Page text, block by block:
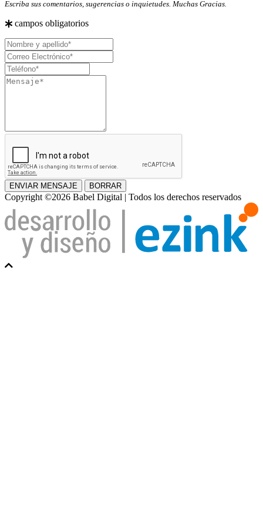
Escriba sus comentarios, sugerencias o inquietudes. Muchas Gracias.
campos obligatorios
Nombre
y
apellido
Correo
Electrónico
Teléfono
Mensaje
ENVIAR MENSAJE BORRAR
Copyright ©2026 Babel Digital | Todos los derechos reservados